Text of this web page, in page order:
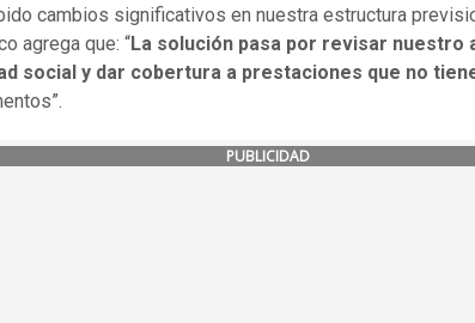
cambios significativos en nuestra estructura
agrega que: “La solución pasa por revisar nuestro
social y dar cobertura a prestaciones que no
PUBLICIDAD